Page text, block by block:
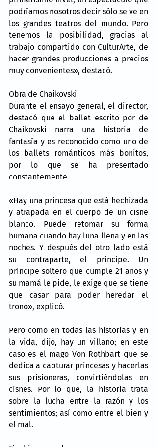
podríamos nosotros decir sólo se ve en
los grandes teatros del mundo. Pero
tenemos la posibilidad, gracias al
trabajo compartido con CulturArte, de
hacer grandes producciones a precios
muy convenientes», destacó.
Obra de Chaikovski
Durante el ensayo general, el director,
destacó que el ballet escrito por de
Chaikovski narra una historia de
fantasía y es reconocido como uno de
los ballets románticos más bonitos,
por lo que se ha presentado
constantemente.
«Hay una princesa que está hechizada
y atrapada en el cuerpo de un cisne
blanco. Puede retomar su forma
humana cuando hay luna llena y en las
noches. Y después del otro lado está
su contraparte, el príncipe. Un
príncipe soltero que cumple 21 años y
su mamá le pide, le exige que se tiene
que casar para poder heredar el
trono», explicó.
Pero como en todas las historias y en
la vida, dijo, hay un villano; en este
caso es el mago Von Rothbart que se
dedica a capturar princesas y hacerlas
sus prisioneras, convirtiéndolas en
cisnes. Por lo que, la historia trata
sobre la lucha entre la razón y los
sentimientos; así como entre el bien y
el mal.